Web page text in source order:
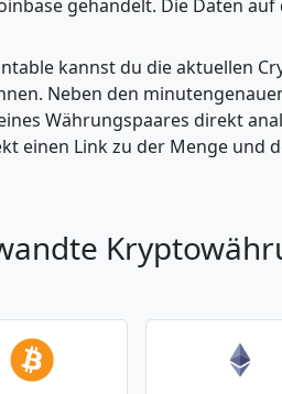
gehandelt. Die Daten
kannst du die aktuellen
Neben den
Währungspaares direkt
einen Link zu der Menge und